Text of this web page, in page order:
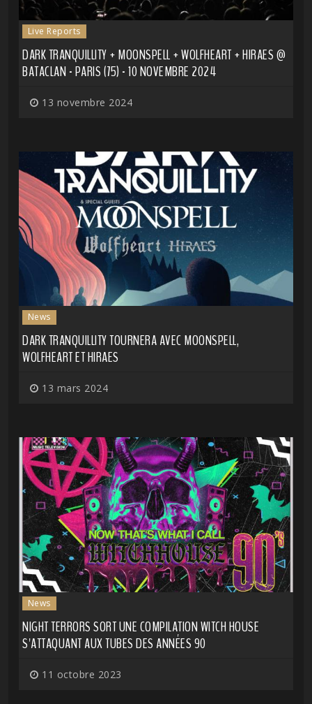
Live Reports
DARK TRANQUILLITY + MOONSPELL + WOLFHEART + HIRAES @
BATACLAN - PARIS (75) - 10 NOVEMBRE 2024
13 novembre 2024
News
DARK TRANQUILLITY TOURNERA AVEC MOONSPELL,
WOLFHEART ET HIRAES
13 mars 2024
News
NIGHT TERRORS SORT UNE COMPILATION WITCH HOUSE
S'ATTAQUANT AUX TUBES DES ANNÉES 90
11 octobre 2023